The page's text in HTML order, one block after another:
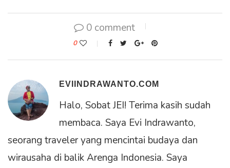
0 comment
0
EVIINDRAWANTO.COM
Halo, Sobat JEI! Terima kasih sudah
membaca. Saya Evi Indrawanto,
seorang traveler yang mencintai budaya dan
wirausaha di balik Arenga Indonesia. Saya